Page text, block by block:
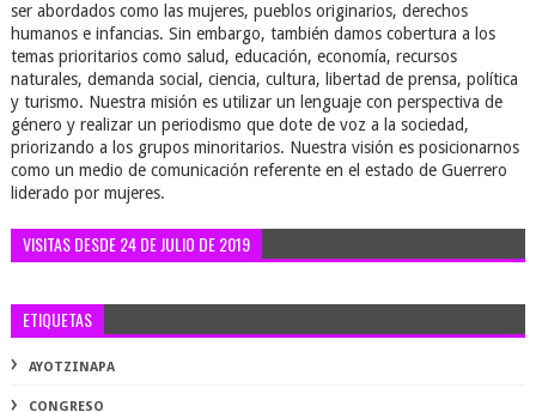
ser abordados como las mujeres, pueblos originarios, derechos
humanos e infancias. Sin embargo, también damos cobertura a los
temas prioritarios como salud, educación, economía, recursos
naturales, demanda social, ciencia, cultura, libertad de prensa, política
y turismo. Nuestra misión es utilizar un lenguaje con perspectiva de
género y realizar un periodismo que dote de voz a la sociedad,
priorizando a los grupos minoritarios. Nuestra visión es posicionarnos
como un medio de comunicación referente en el estado de Guerrero
liderado por mujeres.
VISITAS DESDE 24 DE JULIO DE 2019
ETIQUETAS
AYOTZINAPA
CONGRESO